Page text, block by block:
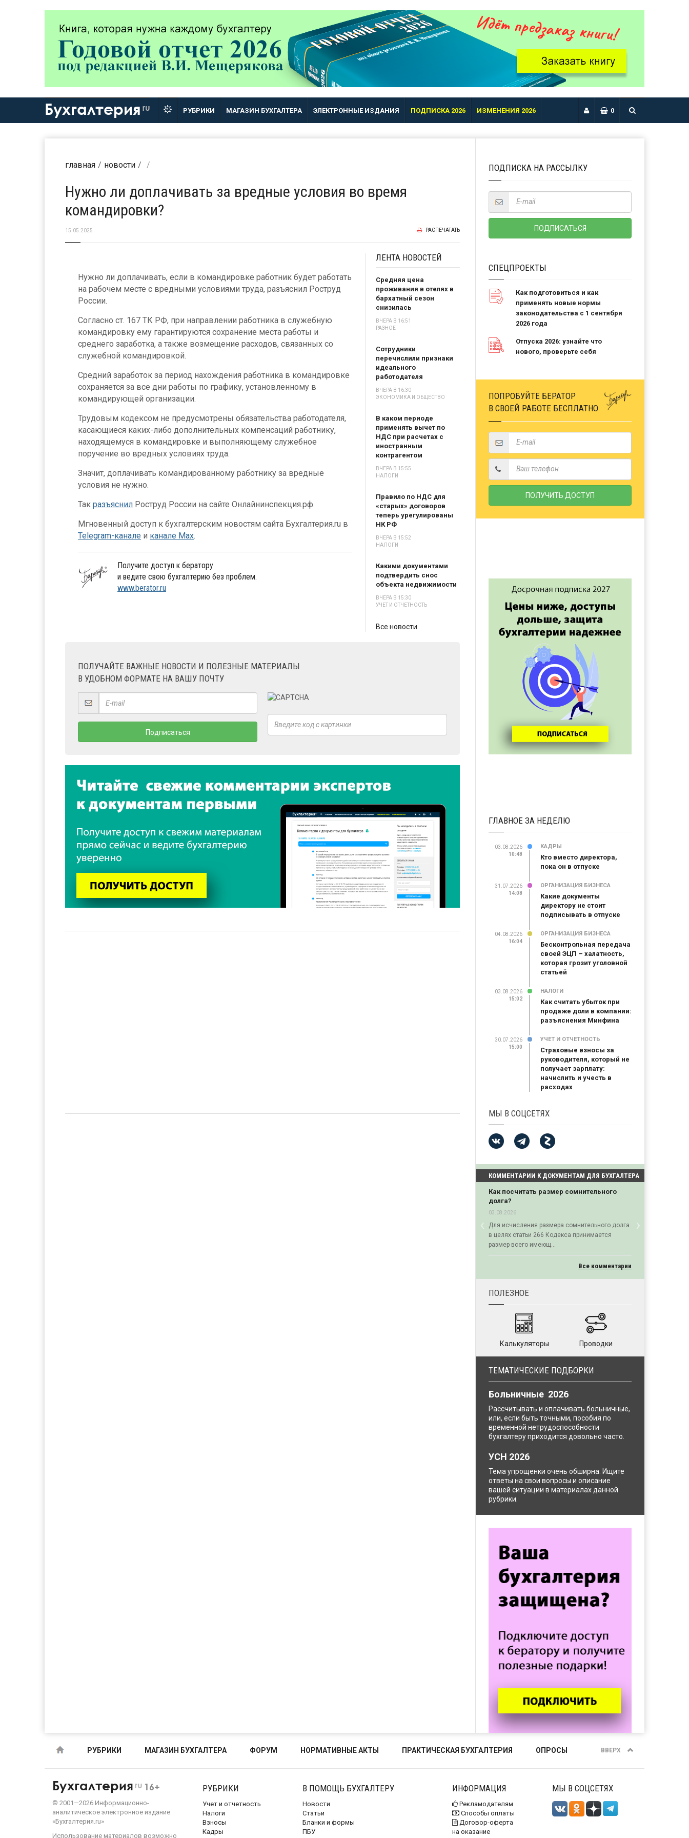
Бухгалтерия ru РУБРИКИ МАГАЗИН БУХГАЛТЕРА ЭЛЕКТРОННЫЕ ИЗДАНИЯ ПОДПИСКА 2026 ИЗМЕНЕНИЯ 2026 0
главная новости
Нужно ли доплачивать за вредные условия во время
командировки?
15.05.2025 РАСПЕЧАТАТЬ
Нужно ли доплачивать, если в командировке работник будет работать
на рабочем месте с вредными условиями труда, разъяснил Роструд
России.
Согласно ст. 167 ТК РФ, при направлении работника в служебную
командировку ему гарантируются сохранение места работы и
среднего заработка, а также возмещение расходов, связанных со
служебной командировкой.
Средний заработок за период нахождения работника в командировке
сохраняется за все дни работы по графику, установленному в
командирующей организации.
Трудовым кодексом не предусмотрены обязательства работодателя,
касающиеся каких-либо дополнительных компенсаций работнику,
находящемуся в командировке и выполняющему служебное
поручение во вредных условиях труда.
Значит, доплачивать командированному работнику за вредные
условия не нужно.
Так разъяснил Роструд России на сайте Онлайнинспекция.рф.
Мгновенный доступ к бухгалтерским новостям сайта Бухгалтерия.ru в
Telegram-канале и канале Max.
Получите доступ к бератору
и ведите свою бухгалтерию без проблем.
www.berator.ru
ЛЕНТА НОВОСТЕЙ
Средняя цена
проживания в отелях в
бархатный сезон
снизилась
ВЧЕРА В 16:51
РАЗНОЕ
Сотрудники
перечислили признаки
идеального
работодателя
ВЧЕРА В 16:30
ЭКОНОМИКА И ОБЩЕСТВО
В каком периоде
применять вычет по
НДС при расчетах с
иностранным
контрагентом
ВЧЕРА В 15:55
НАЛОГИ
Правило по НДС для
«старых» договоров
теперь урегулированы
НК РФ
ВЧЕРА В 15:52
НАЛОГИ
Какими документами
подтвердить снос
объекта недвижимости
ВЧЕРА В 15:30
УЧЕТ И ОТЧЕТНОСТЬ
Все новости
ПОЛУЧАЙТЕ ВАЖНЫЕ НОВОСТИ И ПОЛЕЗНЫЕ МАТЕРИАЛЫ
В УДОБНОМ ФОРМАТЕ НА ВАШУ ПОЧТУ
ПОДПИСКА НА РАССЫЛКУ
СПЕЦПРОЕКТЫ
Как подготовиться и как
применять новые нормы
законодательства с 1 сентября
2026 года
Отпуска 2026: узнайте что
нового, проверьте себя
ПОПРОБУЙТЕ БЕРАТОР
В СВОЕЙ РАБОТЕ БЕСПЛАТНО
ГЛАВНОЕ ЗА НЕДЕЛЮ
03.08.2026
10:48
КАДРЫ
Кто вместо директора,
пока он в отпуске
31.07.2026
14:08
ОРГАНИЗАЦИЯ БИЗНЕСА
Какие документы
директору не стоит
подписывать в отпуске
04.08.2026
16:04
ОРГАНИЗАЦИЯ БИЗНЕСА
Бесконтрольная передача
своей ЭЦП – халатность,
которая грозит уголовной
статьей
03.08.2026
15:02
НАЛОГИ
Как считать убыток при
продаже доли в компании:
разъяснения Минфина
30.07.2026
15:00
УЧЕТ И ОТЧЕТНОСТЬ
Страховые взносы за
руководителя, который не
получает зарплату:
начислить и учесть в
расходах
МЫ В СОЦСЕТЯХ
КОММЕНТАРИИ К ДОКУМЕНТАМ ДЛЯ БУХГАЛТЕРА
Как посчитать размер сомнительного
долга?
03.08.2026
Для исчисления размера сомнительного долга
в целях статьи 266 Кодекса принимается
размер всего имеющ...
‹Previous ›Next
Все комментарии
ПОЛЕЗНОЕ
Калькуляторы Проводки
ТЕМАТИЧЕСКИЕ ПОДБОРКИ
Больничные 2026
Рассчитывать и оплачивать больничные,
или, если быть точными, пособия по
временной нетрудоспособности
бухгалтеру приходится довольно часто.
УСН 2026
Тема упрощенки очень обширна. Ищите
ответы на свои вопросы и описание
вашей ситуации в материалах данной
рубрики.
РУБРИКИ МАГАЗИН БУХГАЛТЕРА ФОРУМ НОРМАТИВНЫЕ АКТЫ ПРАКТИЧЕСКАЯ БУХГАЛТЕРИЯ ОПРОСЫ ВВЕРХ
Бухгалтерия ru 16+
© 2001—2026 Информационно-
аналитическое электронное издание
«Бухгалтерия.ru»
Использование материалов возможно
РУБРИКИ
Учет и отчетность
Налоги
Взносы
Кадры
В ПОМОЩЬ БУХГАЛТЕРУ
Новости
Статьи
Бланки и формы
ПБУ
ИНФОРМАЦИЯ
Рекламодателям
Способы оплаты
Договор-оферта
на оказание
МЫ В СОЦСЕТЯХ